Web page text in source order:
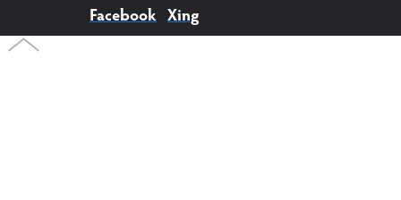
Facebook Xing